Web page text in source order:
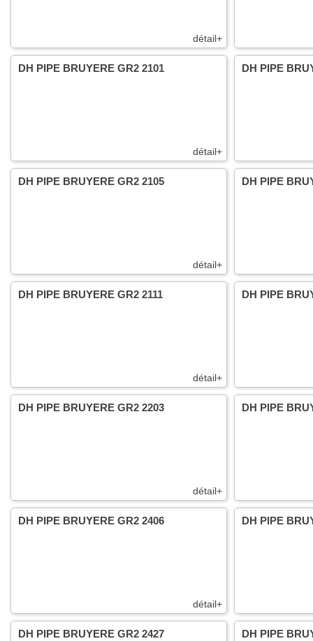
détail+
détail+
DH PIPE BRUYERE GR2 2101 DH PIPE
détail+
DH PIPE BRUYERE GR2 2105 DH PIPE
détail+
DH PIPE BRUYERE GR2 2111 DH PIPE
détail+
DH PIPE BRUYERE GR2 2203 DH PIPE
détail+
DH PIPE BRUYERE GR2 2406 DH PIPE
DH PIPE BRUYERE GR2 2427 DH PIPE